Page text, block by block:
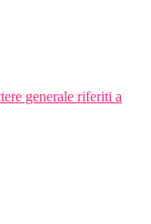
generale riferiti a